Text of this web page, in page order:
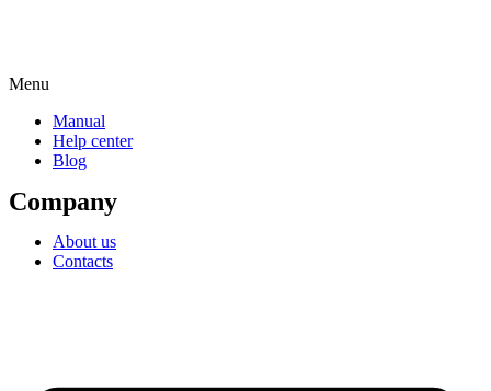
Menu
Manual
Help center
Blog
Company
About us
Contacts